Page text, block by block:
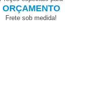
ORÇAMENTO
Frete sob medida!